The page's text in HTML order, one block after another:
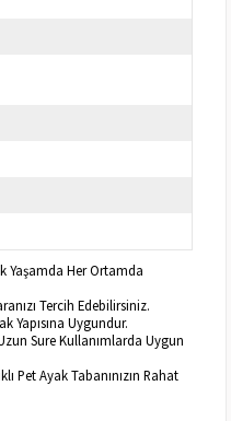
Yaşamda Her Ortamda
Tercih Edebilirsiniz.
Yapısına Uygundur.
Sure Kullanımlarda Uygun
Pet Ayak Tabanınızın Rahat